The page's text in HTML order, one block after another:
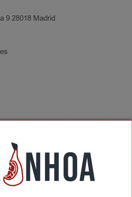
9 28018 Madrid